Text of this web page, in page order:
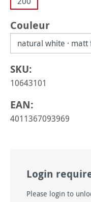
Sélectionnez
Couleur
SKU:
10643101
EAN:
4011367093969
Login
Please login to